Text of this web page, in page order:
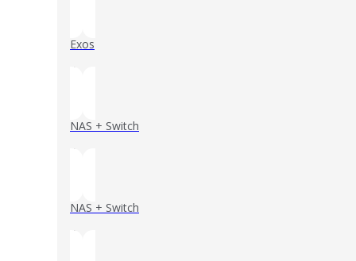
Exos
()
NAS + Switch
()
NAS + Switch
()